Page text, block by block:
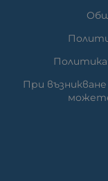
Политика
При възникване